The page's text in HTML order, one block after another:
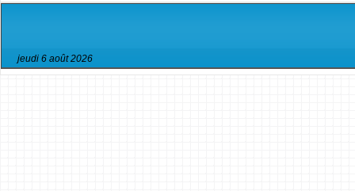
jeudi 6 août 2026